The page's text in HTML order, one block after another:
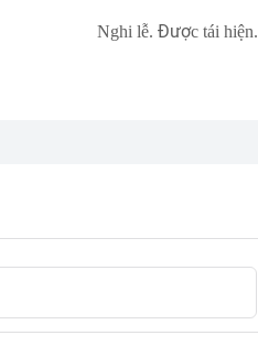
Nghi lễ. Được tái hiện.